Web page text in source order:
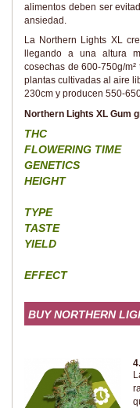
alimentos deben ser
ansiedad.
La Northern Lights XL
llegando a una altura
cosechas de 600-750g/
plantas cultivadas al aire
230cm y producen 550-
Northern Lights XL Gum
THC
FLOWERING TIME
GENETICS
HEIGHT
TYPE
TASTE
YIELD
EFFECT
BUY NORTHERN